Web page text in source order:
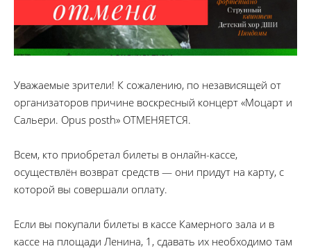
Уважаемые зрители! К сожалению, по независящей от
организаторов причине воскресный концерт «Моцарт и
Сальери. Opus posth» ОТМЕНЯЕТСЯ.
Всем, кто приобретал билеты в онлайн-кассе,
осуществлён возврат средств — они придут на карту, с
которой вы совершали оплату.
Если вы покупали билеты в кассе Камерного зала и в
кассе на площади Ленина, 1, сдавать их необходимо там